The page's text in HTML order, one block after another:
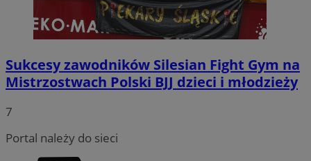
Sukcesy zawodników Silesian Fight Gym na
Mistrzostwach Polski BJJ dzieci i młodzieży
7
Portal należy do sieci